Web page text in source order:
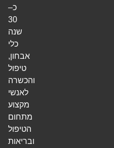
כ–
30
שנה
כלי
אבחון,
טיפול
והכשרה
לאנשי
מקצוע
מתחום
הטיפול
ובריאות